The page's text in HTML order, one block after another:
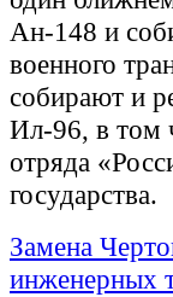
Ан-148 и
военного
собирают и
Ил-96, в том
отряда
государства.
Замена
инженерных